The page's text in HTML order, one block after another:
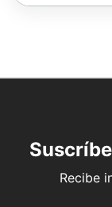
Recibe